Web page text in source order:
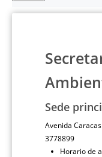
Sede
Avenida
3778899
Horario de